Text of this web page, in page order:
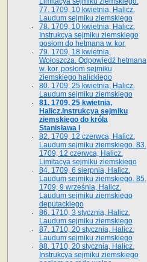
77. 1709, 10 kwietnia, Halicz.
Laudum sejmiku ziemskiego
78. 1709, 10 kwietnia, Halicz.
Instrukcya sejmiku ziemskiego
posłom do hetmana w. kor.
79. 1709, 18 kwietnia,
Wołoszcza. Odpowiedź hetmana
w. kor. posłom sejmiku
ziemskiego halickiego
80. 1709, 25 kwietnia, Halicz.
Laudum sejmiku ziemskiego
81. 1709, 25 kwietnia,
Halicz.Instrukcya sejmiku
ziemskiego do króla
Stanisława I
82. 1709, 12 czerwca, Halicz.
Laudum sejmiku ziemskiego. 83.
1709, 12 czerwca, Halicz.
Limitacya sejmiku ziemskiego
84. 1709, 6 sierpnia, Halicz.
Laudum sejmiku ziemskiego. 85.
1709, 9 września, Halicz.
Laudum sejmiku ziemskiego
deputackiego
86. 1710, 3 stycznia, Halicz.
Laudum sejmiku ziemskiego
87. 1710, 20 stycznia, Halicz.
Laudum sejmiku ziemskiego
88. 1710, 20 stycznia, Halicz.
Instrukcya sejmiku ziemskiego